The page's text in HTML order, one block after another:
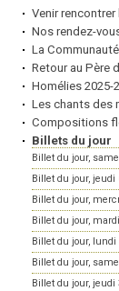
Venir
Nos rendez-
La
Retour au Père
Homélies 2025-
Les chants des
Compositions
Billets du jour
Billet du jour,
Billet du jour,
Billet du jour,
Billet du jour,
Billet du jour, lundi
Billet du jour,
Billet du jour,